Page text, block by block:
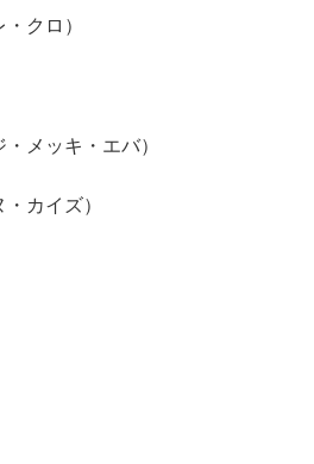
クロ）
メッキ・エバ）
カイズ）